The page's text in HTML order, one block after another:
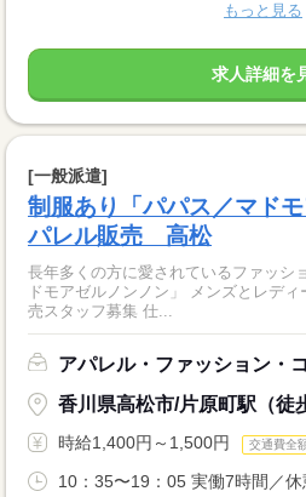
もっと見る
求人詳細を
[一般派遣]
制服あり「パパス／マド
パレル販売 高松
長年多くの方に愛されているファッシ
ドモアゼルノンノン」 メンズとレデ
売スタッフ募集 仕...
アパレル・ファッション・
香川県高松市/片原町駅（徒
時給1,400円～1,500円 交通費全
10：35〜19：05 実働7時間／休